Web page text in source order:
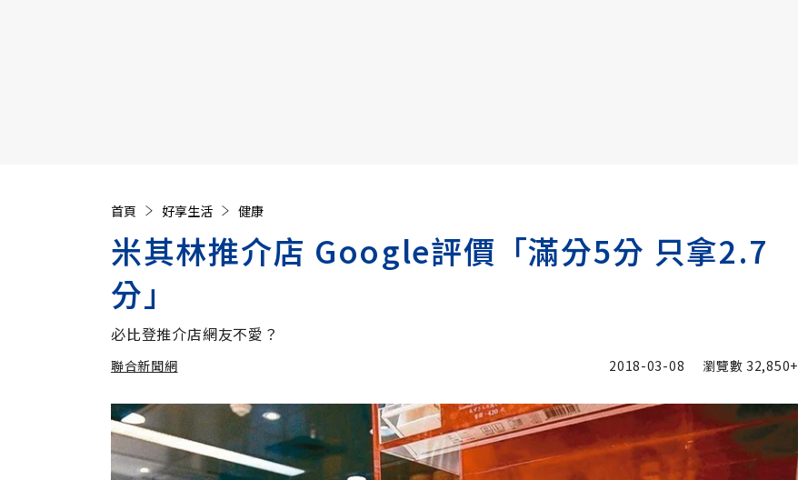
首頁 好享生活 健康
米其林推介店 Google評價「滿分5分 只拿2.7
分」
必比登推介店網友不愛？
聯合新聞網 2018-03-08 瀏覽數 32,850+